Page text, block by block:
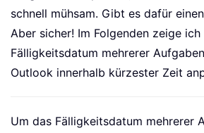
schnell mühsam. Gibt es dafür
Aber sicher! Im Folgenden zeige ich
Fälligkeitsdatum mehrerer
Outlook innerhalb kürzester Zeit
Um das Fälligkeitsdatum mehrerer